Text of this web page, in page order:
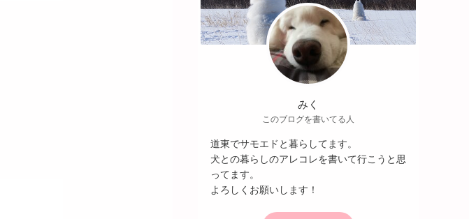
みく
このブログを書いてる人
道東でサモエドと暮らしてます。
犬との暮らしのアレコレを書いて行こうと思
ってます。
よろしくお願いします！